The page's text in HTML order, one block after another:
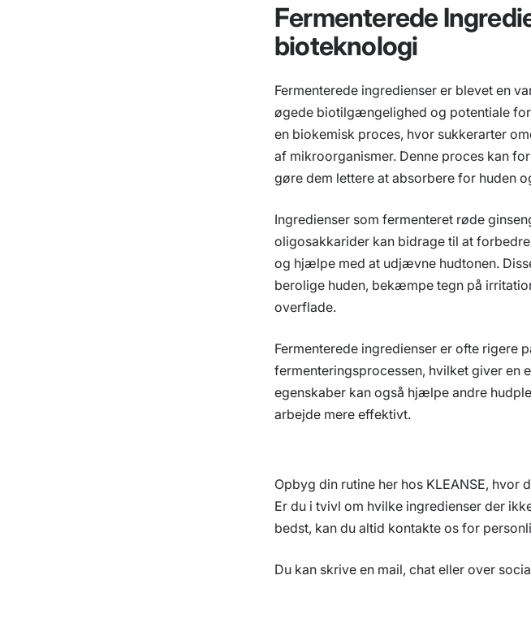
Fermenterede
bioteknologi
Fermenterede ingredienser er blevet en
øgede biotilgængelighed og potentiale
en biokemisk proces, hvor sukkerarter
af mikroorganismer. Denne proces kan
gøre dem lettere at absorbere for huden
Ingredienser som fermenteret røde
oligosakkarider kan bidrage til at
og hjælpe med at udjævne hudtonen.
berolige huden, bekæmpe tegn på
overflade.
Fermenterede ingredienser er ofte rigere
fermenteringsprocessen, hvilket giver en
egenskaber kan også hjælpe andre
arbejde mere effektivt.
Opbyg din rutine her hos KLEANSE,
Er du i tvivl om hvilke ingredienser der
bedst, kan du altid kontakte os for
Du kan skrive en mail, chat eller over